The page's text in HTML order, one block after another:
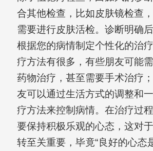
合其他检查，比如皮肤镜检查
需要进行皮肤活检。诊断明确
根据您的病情制定个性化的治
疗方法有很多，有些朋友可能需
药物治疗，甚至需要手术治疗
友可以通过生活方式的调整和
疗方法来控制病情。在治疗过
要保持积极乐观的心态，这对
转至关重要，毕竟“良好的心态